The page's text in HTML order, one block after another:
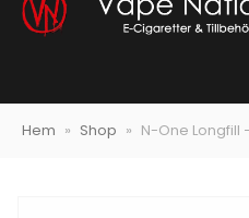
Hem » Shop » N-One